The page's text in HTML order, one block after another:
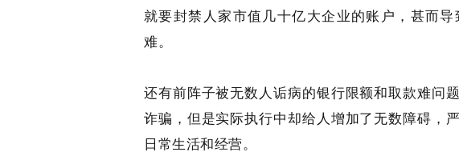
就要封禁人家市值几十亿大企业的账户，甚而
难。
还有前阵子被无数人诟病的银行限额和取款难问
诈骗，但是实际执行中却给人增加了无数障碍，
日常生活和经营。